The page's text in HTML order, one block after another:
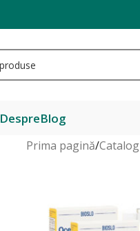
DespreBlog
Prima pagină/